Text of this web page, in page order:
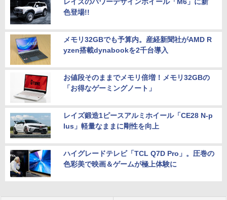
色登場!!
メモリ32GBでも予算内。産経新聞社がAMD R
yzen搭載dynabookを2千台導入
お値段そのままでメモリ倍増！メモリ32GBの
「お得なゲーミングノート」
レイズ鍛造1ピースアルミホイール「CE28 N-p
lus」軽量なままに剛性を向上
ハイグレードテレビ「TCL Q7D Pro」。圧巻の
色彩美で映画＆ゲームが極上体験に